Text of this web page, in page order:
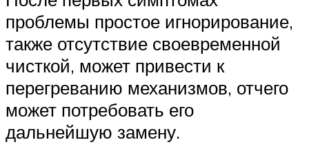
проблемы простое игнорирование,
также отсутствие своевременной
чисткой, может привести к
перегреванию механизмов, отчего
может потребовать его
дальнейшую замену.